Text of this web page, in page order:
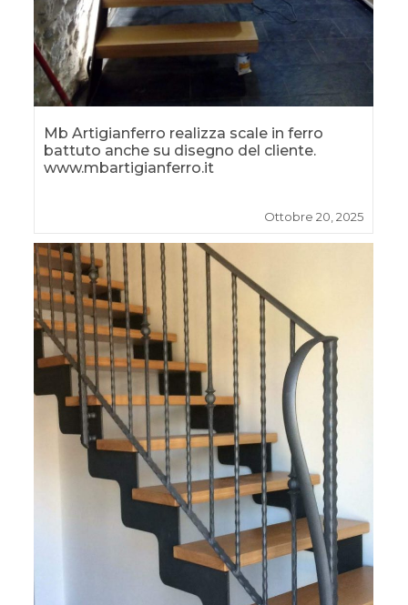
Mb Artigianferro realizza scale in ferro
battuto anche su disegno del cliente.
www.mbartigianferro.it
Ottobre 20, 2025